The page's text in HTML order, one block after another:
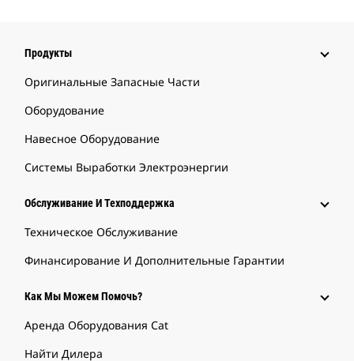
Продукты
Оригинальные Запасные Части
Оборудование
Навесное Оборудование
Системы Выработки Электроэнергии
Обслуживание И Техподдержка
Техническое Обслуживание
Финансирование И Дополнительные Гарантии
Как Мы Можем Помочь?
Аренда Оборудования Cat
Найти Дилера